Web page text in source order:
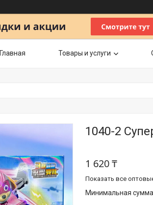
Главная Товары и услуги
1040-2
1 620 ₸
Показать все
Минимальная сумма